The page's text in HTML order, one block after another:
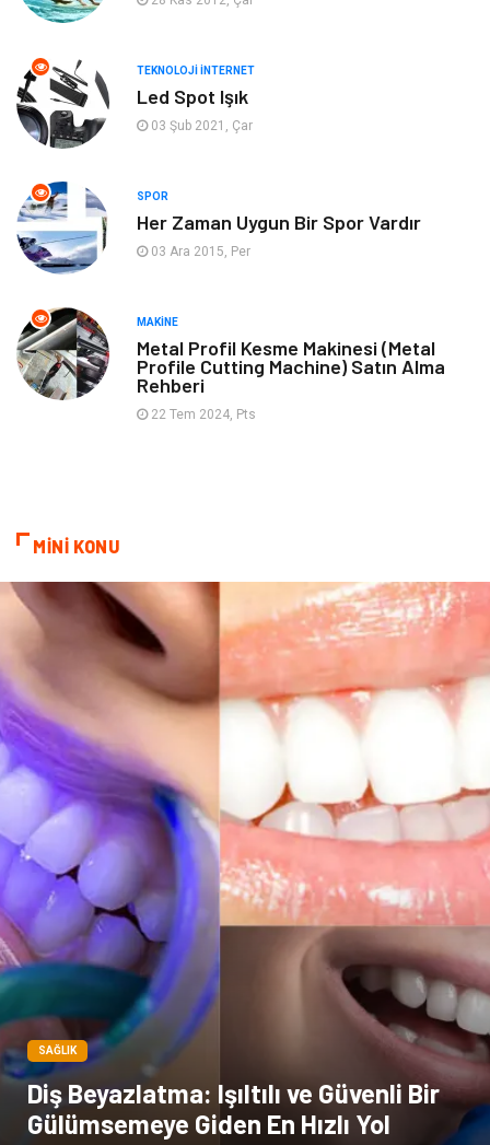
Bilgisayar & Yazılım
Müzik
Spor
Turizm
Nakliye
Mobilya Finans Ekonomi
Evlilik Rehberi
Şile Bezi Restaurant
Çocuk Psikolojisi
TEKNOLOJI İNTERNET
Led Spot Işık
03 Şub 2021, Çar
SPOR
Her Zaman Uygun Bir Spor Vardır
03 Ara 2015, Per
MAKINE
Metal Profil Kesme Makinesi (Metal
Profile Cutting Machine) Satın Alma
Rehberi
22 Tem 2024, Pts
MİNİ KONU
SAĞLIK
Diş Beyazlatma: Işıltılı ve Güvenli Bir
Gülümsemeye Giden En Hızlı Yol